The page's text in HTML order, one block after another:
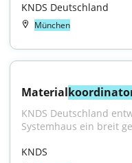
KNDS Deutschland
München
Material
KNDS Deutschland
Systemhaus ein breit
KNDS